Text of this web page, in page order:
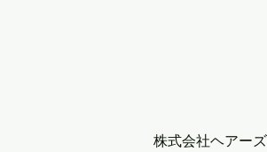
株式会社ヘアー